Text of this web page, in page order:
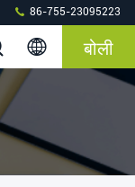
86-755-23095223
बोली